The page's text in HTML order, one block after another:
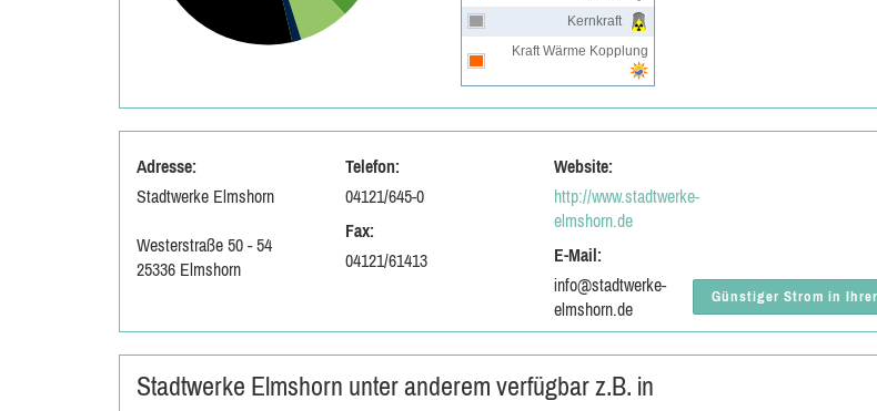
Kernkraft
Kraft Wärme Kopplung
Adresse:
Stadtwerke Elmshorn
Westerstraße 50 - 54
25336 Elmshorn
Telefon:
04121/645-0
Fax:
04121/61413
Website:
http://www.stadtwerke-
elmshorn.de
E-Mail:
info@stadtwerke-
elmshorn.de
Günstiger Strom in
Stadtwerke Elmshorn unter anderem verfügbar z.B. in